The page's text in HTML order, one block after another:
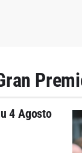
4 Agosto